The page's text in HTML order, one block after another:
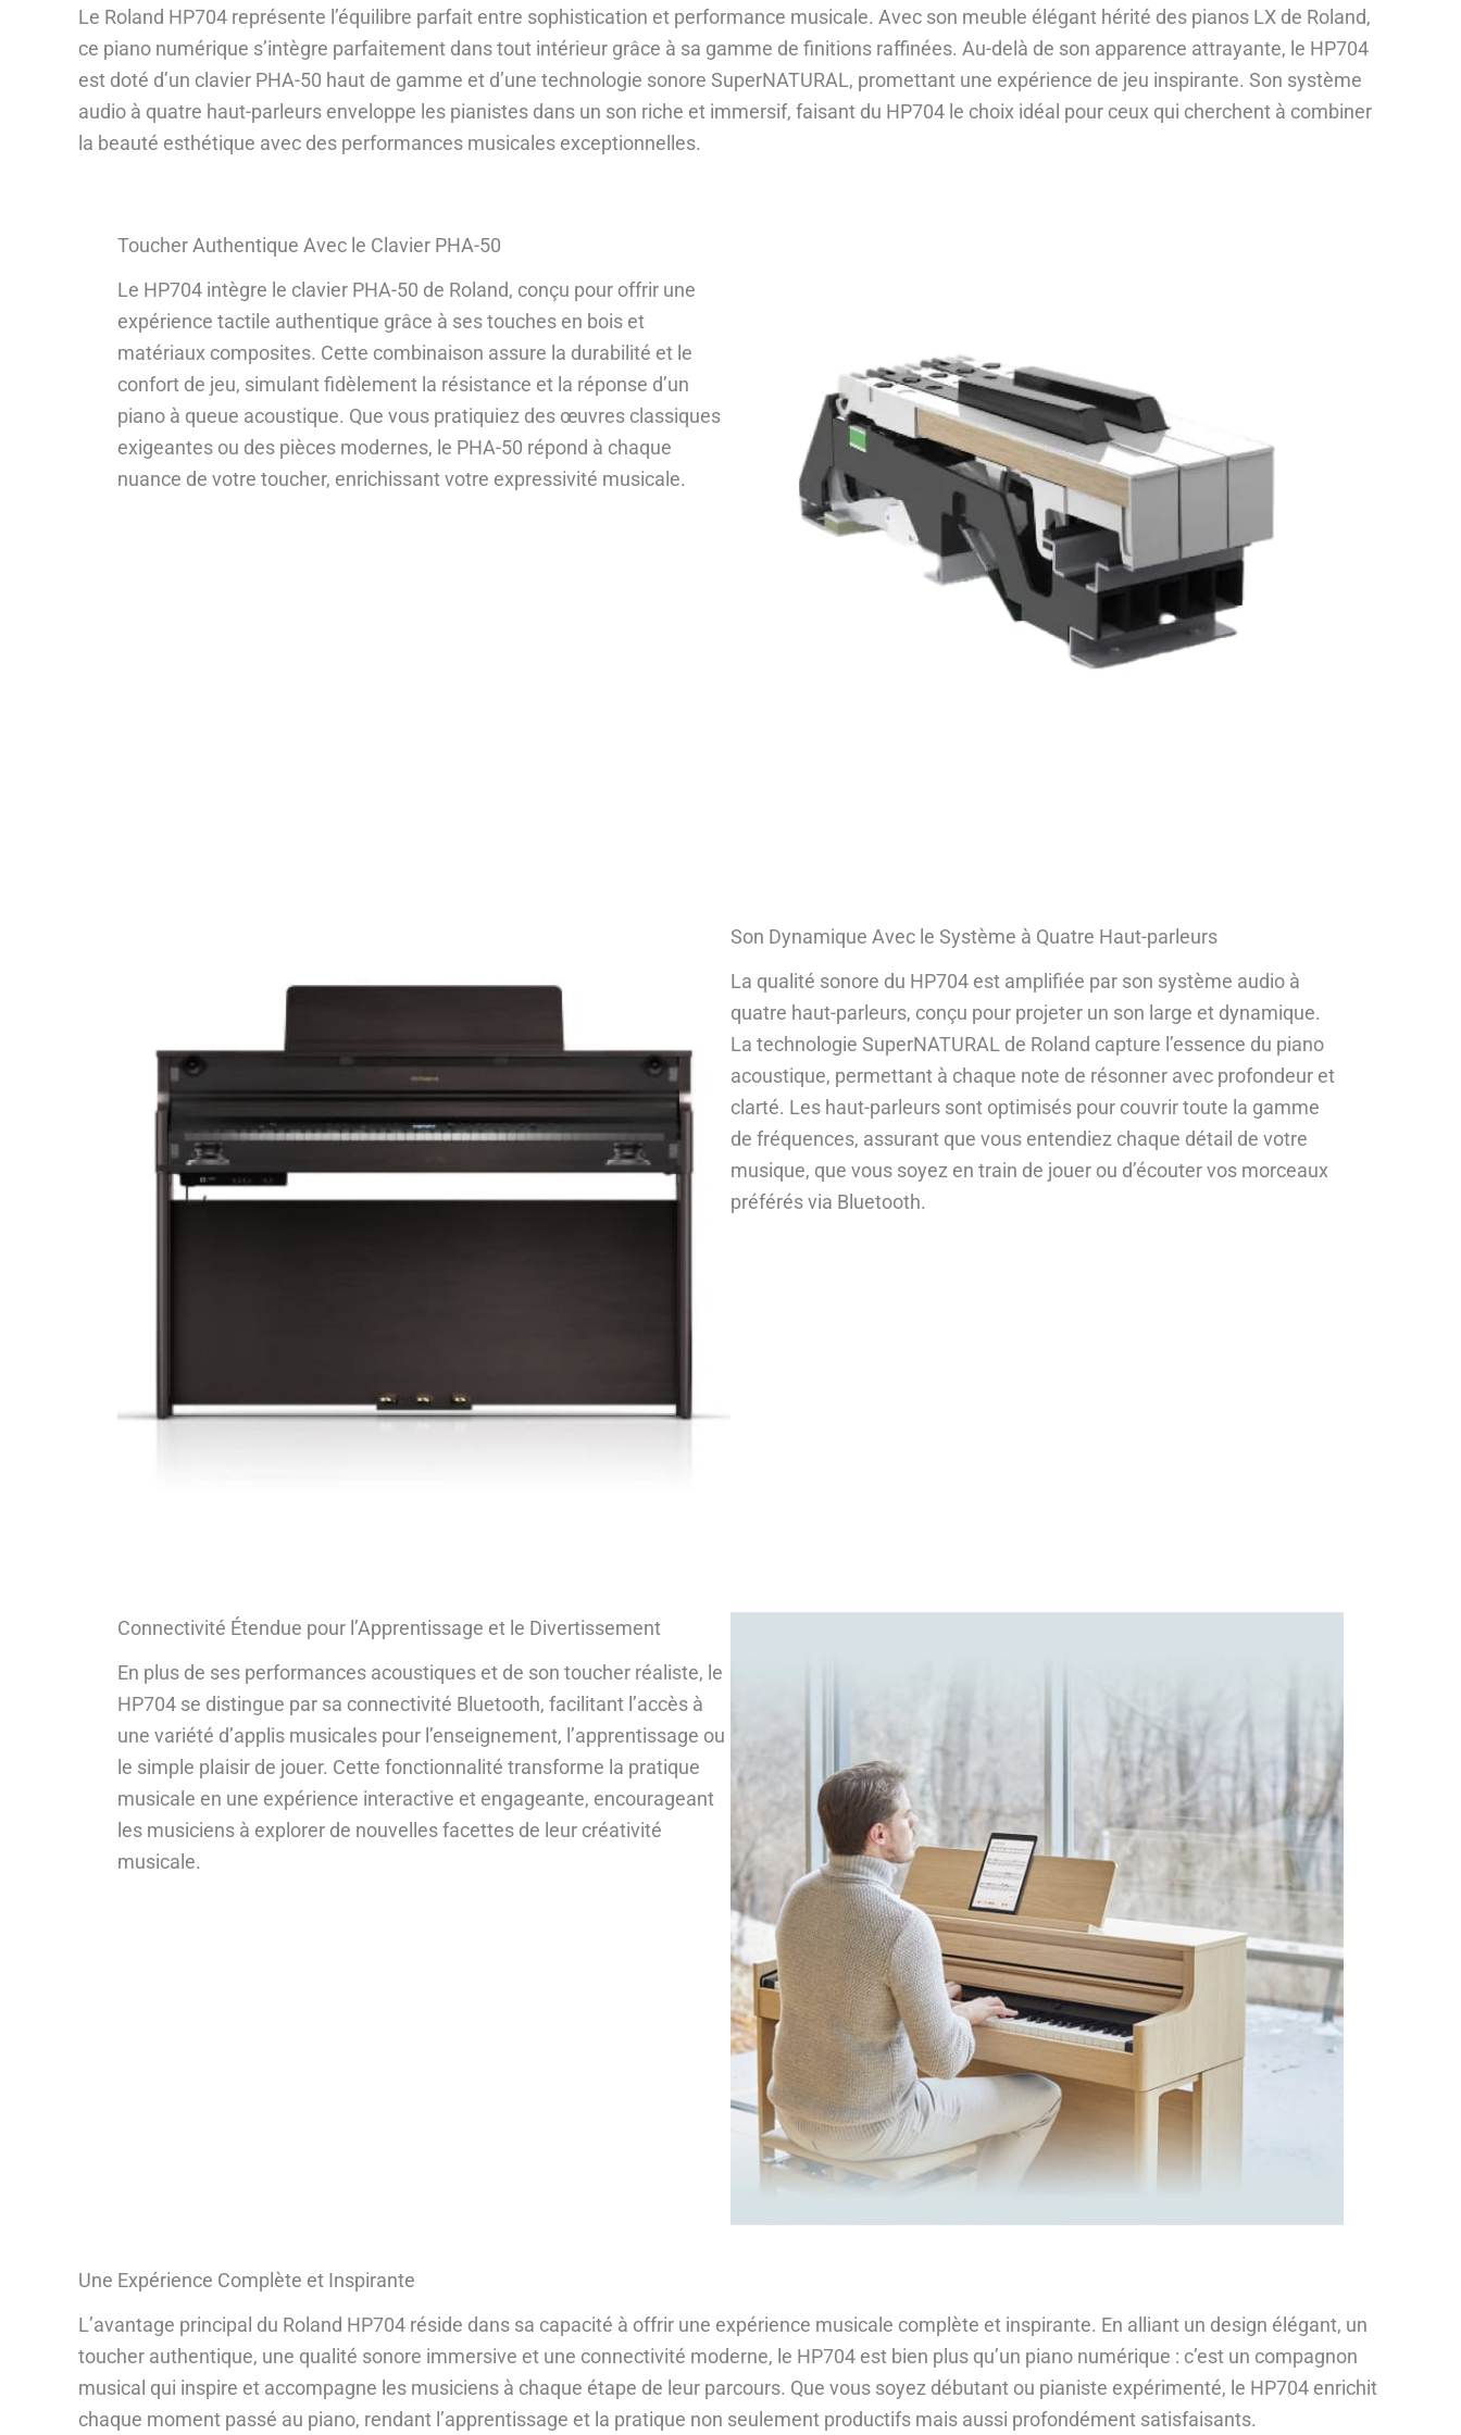
Le Roland HP704 représente l’équilibre parfait entre sophistication et performance musicale. Avec son meuble élégant hérité des pianos LX de Roland,
ce piano numérique s’intègre parfaitement dans tout intérieur grâce à sa gamme de finitions raffinées. Au-delà de son apparence attrayante, le HP704
est doté d’un clavier PHA-50 haut de gamme et d’une technologie sonore SuperNATURAL, promettant une expérience de jeu inspirante. Son système
audio à quatre haut-parleurs enveloppe les pianistes dans un son riche et immersif, faisant du HP704 le choix idéal pour ceux qui cherchent à combiner
la beauté esthétique avec des performances musicales exceptionnelles.
Toucher Authentique Avec le Clavier PHA-50
Le HP704 intègre le clavier PHA-50 de Roland, conçu pour offrir une
expérience tactile authentique grâce à ses touches en bois et
matériaux composites. Cette combinaison assure la durabilité et le
confort de jeu, simulant fidèlement la résistance et la réponse d’un
piano à queue acoustique. Que vous pratiquiez des œuvres classiques
exigeantes ou des pièces modernes, le PHA-50 répond à chaque
nuance de votre toucher, enrichissant votre expressivité musicale.
Son Dynamique Avec le Système à Quatre Haut-parleurs
La qualité sonore du HP704 est amplifiée par son système audio à
quatre haut-parleurs, conçu pour projeter un son large et dynamique.
La technologie SuperNATURAL de Roland capture l’essence du piano
acoustique, permettant à chaque note de résonner avec profondeur et
clarté. Les haut-parleurs sont optimisés pour couvrir toute la gamme
de fréquences, assurant que vous entendiez chaque détail de votre
musique, que vous soyez en train de jouer ou d’écouter vos morceaux
préférés via Bluetooth.
Connectivité Étendue pour l’Apprentissage et le Divertissement
En plus de ses performances acoustiques et de son toucher réaliste, le
HP704 se distingue par sa connectivité Bluetooth, facilitant l’accès à
une variété d’applis musicales pour l’enseignement, l’apprentissage ou
le simple plaisir de jouer. Cette fonctionnalité transforme la pratique
musicale en une expérience interactive et engageante, encourageant
les musiciens à explorer de nouvelles facettes de leur créativité
musicale.
Une Expérience Complète et Inspirante
L’avantage principal du Roland HP704 réside dans sa capacité à offrir une expérience musicale complète et inspirante. En alliant un design élégant, un
toucher authentique, une qualité sonore immersive et une connectivité moderne, le HP704 est bien plus qu’un piano numérique : c’est un compagnon
musical qui inspire et accompagne les musiciens à chaque étape de leur parcours. Que vous soyez débutant ou pianiste expérimenté, le HP704 enrichit
chaque moment passé au piano, rendant l’apprentissage et la pratique non seulement productifs mais aussi profondément satisfaisants.